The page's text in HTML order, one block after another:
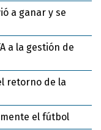
a ganar y se
a la gestión de
retorno de la
el fútbol